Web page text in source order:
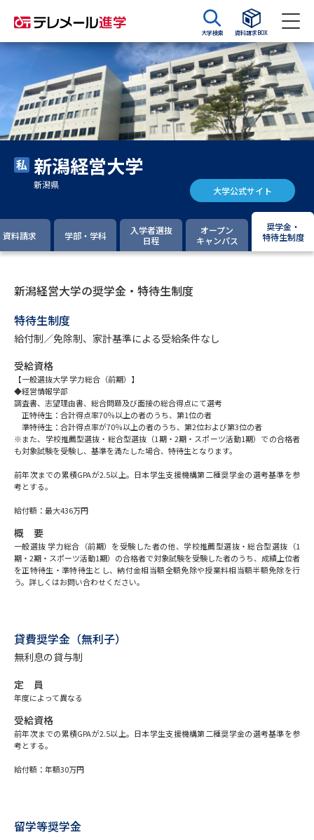
大学検索 資料請求BOX
資料請求 資料検索
大学・短大の資料種類から請求
大学パンフ
大学入学共通テスト利用選抜の
過去問題集
専門学校の資料請求
大学入学共通テスト「受験案
大学入学共通テスト「受験上の
配慮案内」の請求
幼稚園教員資格認定試験 小学校教員資格認定試験
試験
大学で学べる内容や特徴を調べる
データサイエンス特集
デジタルパンフレット
新学年スタート号特集ページ
（高3生用）
新学年スタート号特集ページ
（高2生用）
SELFBRAND特集ページ
新潟経営大学
新潟県 大学公式サイト
資料請求 学部・学科
入学者選抜
日程
オープン
キャンパス
奨学金・
特待生制度
新潟経営大学の奨学金・特待生制度
特待生制度
給付制／免除制、家計基準による受給条件なし
受給資格
【一般選抜大学 学力総合（前期）】
◆経営情報学部
調査書、志望理由書、総合問題及び面接の総合得点にて選考
正特待生：合計得点率70％以上の者のうち、第1位の者
準特待生：合計得点率が70％以上の者のうち、第2位および第3位の者
※また、学校推薦型選抜・総合型選抜（1期・2期・スポーツ活動1期）での合格者
も対象試験を受験し、基準を満たした場合、特待生となります。
前年次までの累積GPAが2.5以上。日本学生支援機構第二種奨学金の選考基準を参
考とする。
給付額：最大436万円
概 要
一般選抜 学力総合（前期）を受験した者の他、学校推薦型選抜・総合型選抜（1
期・2期・スポーツ活動1期）の合格者で対象試験を受験した者のうち、成績上位者
を正特待生・準特待生とし、納付金相当額全額免除や授業料相当額半額免除を行
う。詳しくはお問い合わせください。
貸費奨学金（無利子）
無利息の貸与制
定 員
年度によって異なる
受給資格
前年次までの累積GPAが2.5以上。日本学生支援機構第二種奨学金の選考基準を参
考とする。
給付額：年額30万円
留学等奨学金